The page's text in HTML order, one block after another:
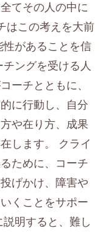
てその人の中に
はこの考えを大前
があることを信
ングを受ける人
ーチとともに、
に行動し、自分
や在り方、成果
します。 クライ
ために、コーチ
げかけ、障害や
くことをサポー
明すると、難し